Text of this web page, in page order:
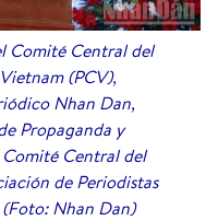
Comité Central del
(PCV),
Nhan Dan,
Propaganda y
Central del
de Periodistas
Nhan Dan)